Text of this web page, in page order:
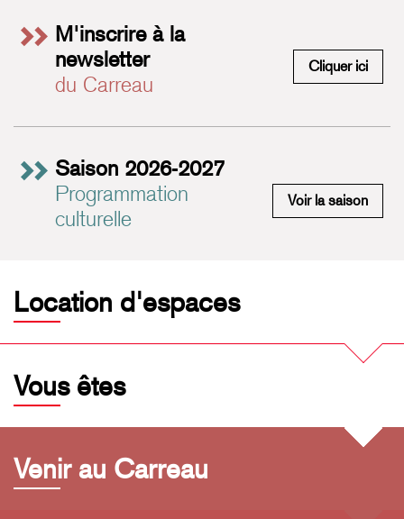
M'inscrire à la
newsletter
du Carreau
Cliquer ici
Saison 2026-2027
Programmation
culturelle
Voir la saison
Location d'espaces
Vous êtes
Venir au Carreau